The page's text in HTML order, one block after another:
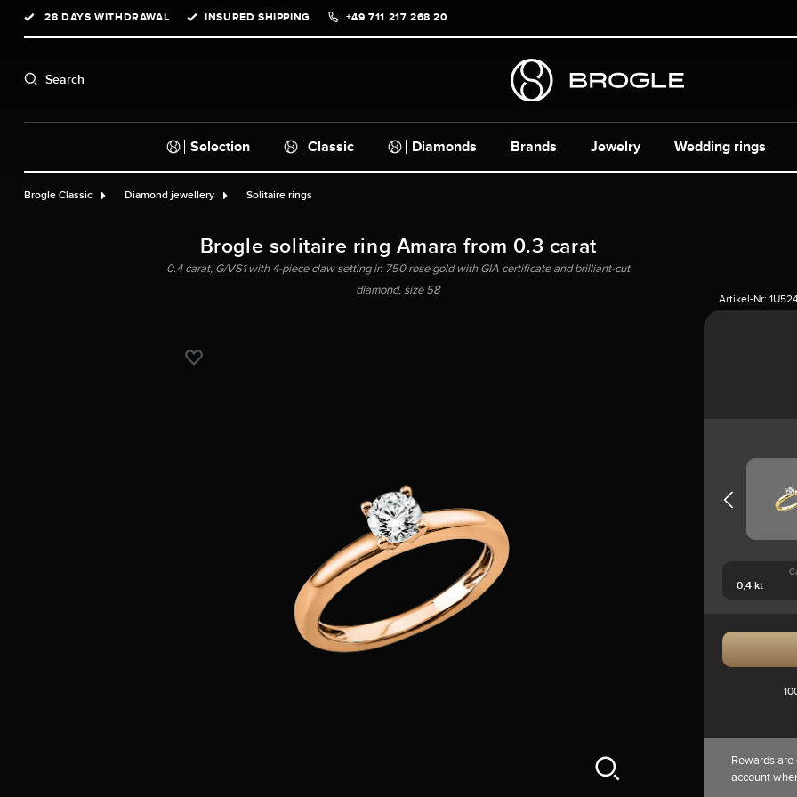
Skip to main navigation
28 DAYS WITHDRAWAL INSURED SHIPPING +49 711 217 268 20
Search
Selection Classic Diamonds Brands Jewelry Wedding rings
Brogle Classic Diamond jewellery Solitaire rings
Brogle solitaire ring Amara from 0.3 carat
0.4 carat, G/VS1 with 4-piece claw setting in 750 rose gold with GIA certificate and brilliant-cut
diamond, size 58
Artikel-Nr:
Rewards
account